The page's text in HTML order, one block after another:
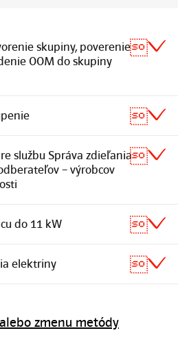
skupiny, poverenie
OOM do skupiny
službu Správa zdieľania
– výrobcov
do 11 kW
elektriny
zmenu metódy